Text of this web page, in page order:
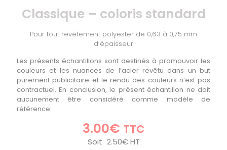
Classique – coloris standard
Pour tout revêtement polyester de 0,63 à 0,75 mm
d’épaisseur
Les présents échantillons sont destinés à promouvoir les
couleurs et les nuances de l’acier revêtu dans un but
purement publicitaire et le rendu des couleurs n’est pas
contractuel. En conclusion, le présent échantillon ne doit
aucunement être considéré comme modèle de
référence.
3.00€ TTC
Soit 2.50€HT